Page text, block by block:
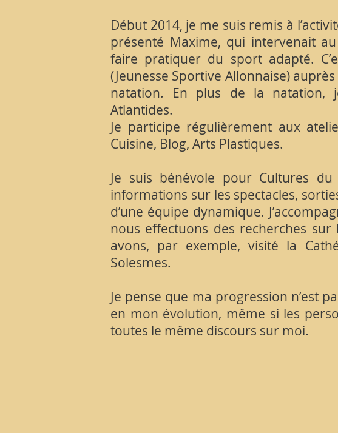
Début 2014, je me suis remis à
présenté Maxime, qui intervenait
faire pratiquer du sport adapté.
(Jeunesse Sportive Allonnaise)
natation. En plus de la natation,
Atlantides.
Je participe régulièrement aux
Cuisine, Blog, Arts Plastiques.
Je suis bénévole pour Cultures
informations sur les spectacles,
d’une équipe dynamique.
nous effectuons des recherches
avons, par exemple, visité la
Solesmes.
Je pense que ma progression n’est
en mon évolution, même si les
toutes le même discours sur moi.